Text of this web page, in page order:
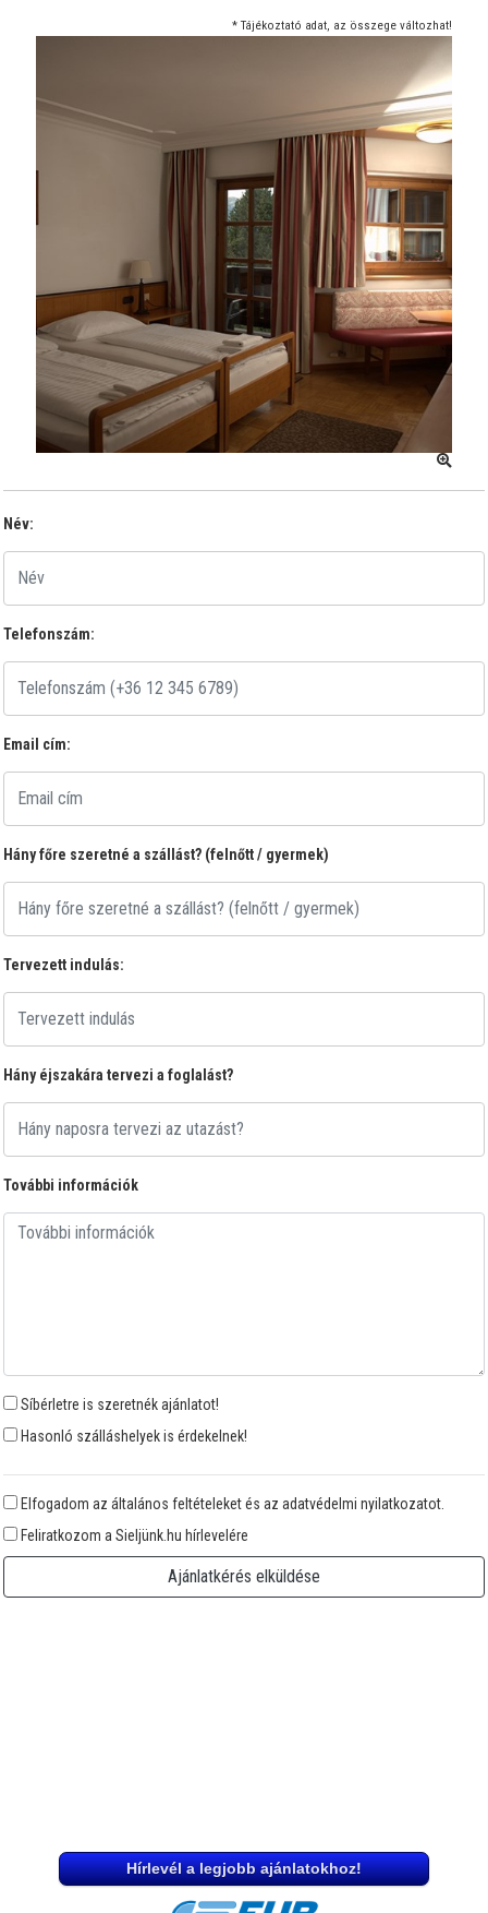
* Tájékoztató adat, az összege változhat!
Név:
Telefonszám:
Email cím:
Hány főre szeretné a szállást? (felnőtt / gyermek)
Tervezett indulás:
Hány éjszakára tervezi a foglalást?
További információk
Síbérletre is szeretnék ajánlatot!
Hasonló szálláshelyek is érdekelnek!
Elfogadom az általános feltételeket és az adatvédelmi nyilatkozatot.
Feliratkozom a Sieljünk.hu hírlevelére
Ajánlatkérés elküldése
Hírlevél a legjobb ajánlatokhoz!